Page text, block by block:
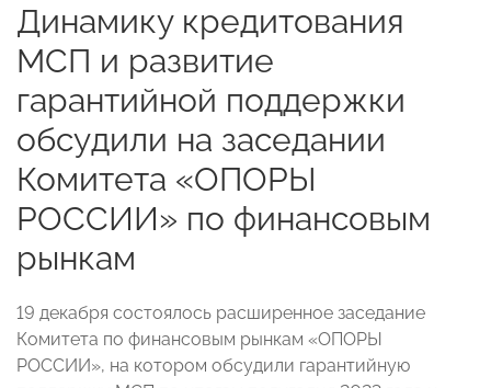
Динамику кредитования
МСП и развитие
гарантийной поддержки
обсудили на заседании
Комитета «ОПОРЫ
РОССИИ» по финансовым
рынкам
19 декабря состоялось расширенное заседание
Комитета по финансовым рынкам «ОПОРЫ
РОССИИ», на котором обсудили гарантийную